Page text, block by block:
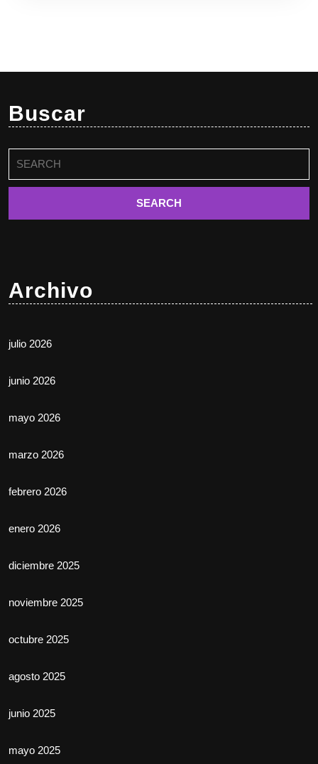
Buscar
Archivo
julio 2026
junio 2026
mayo 2026
marzo 2026
febrero 2026
enero 2026
diciembre 2025
noviembre 2025
octubre 2025
agosto 2025
junio 2025
mayo 2025